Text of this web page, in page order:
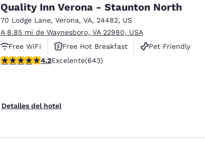
Quality Inn Verona - Staunton North
70 Lodge Lane, Verona, VA, 24482, US
A 8.85 mi de Waynesboro, VA 22980, USA
Free WiFi
Free Hot Breakfast
Pet Friendly
calificación de 4.24 estrellas. Excelente. 643 reseñas
4.2Excelente(643)
Detalles del hotel